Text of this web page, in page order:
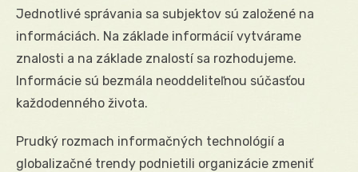
Jednotlivé správania sa subjektov sú založené na
informáciách. Na základe informácií vytvárame
znalosti a na základe znalostí sa rozhodujeme.
Informácie sú bezmála neoddeliteľnou súčasťou
každodenného života.
Prudký rozmach informačných technológií a
globalizačné trendy podnietili organizácie zmeniť